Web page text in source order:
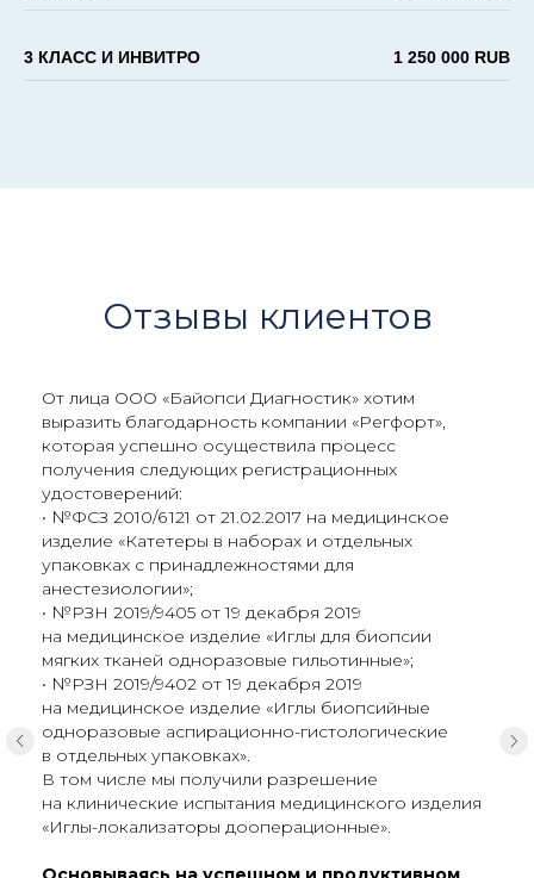
3 КЛАСС И ИНВИТРО 1 250 000 RUB
Отзывы клиентов
От лица ООО «Байопси Диагностик» хотим
выразить благодарность компании «Регфорт»,
которая успешно осуществила процесс
получения следующих регистрационных
удостоверений:
• №ФСЗ 2010/6 121 от 21.02.2017 на медицинское
изделие «Катетеры в наборах и отдельных
упаковках с принадлежностями для
анестезиологии»;
• №РЗН 2019/9405 от 19 декабря 2019
на медицинское изделие «Иглы для биопсии
мягких тканей одноразовые гильотинные»;
• №РЗН 2019/9402 от 19 декабря 2019
на медицинское изделие «Иглы биопсийные
одноразовые аспирационно-гистологические
в отдельных упаковках».
В том числе мы получили разрешение
на клинические испытания медицинского изделия
«Иглы-локализаторы дооперационные».